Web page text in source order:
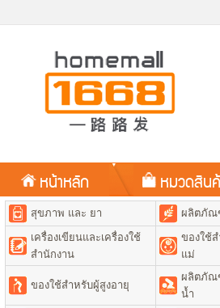
หน้าหลัก หมวดสิน
สุขภาพ และ ยา ผลิตภัณ
เครื่องเขียนและเครื่องใช้
สำนักงาน
ของใช้
แม่
ของใช้สำหรับผู้สูงอายุ
ผลิตภัณ
น้ำ